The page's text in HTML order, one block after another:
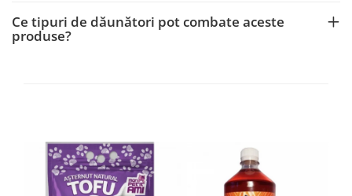
Ce tipuri de dăunători pot combate aceste
produse?